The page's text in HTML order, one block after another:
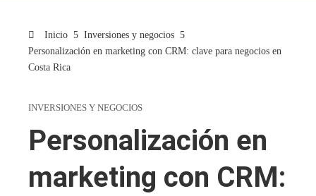
Inicio
Inversiones y negocios
Personalización en marketing con CRM: clave para negocios en
Costa Rica
INVERSIONES Y NEGOCIOS
Personalización en
marketing con CRM: